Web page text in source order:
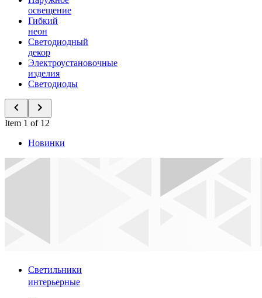
освещение
Гибкий
неон
Светодиодный
декор
Электроустановочные
изделия
Светодиоды
Item 1 of 12
Новинки
Светильники
интерьерные